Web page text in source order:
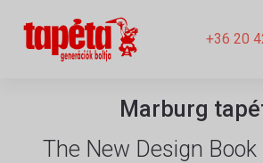
+36 20
Marburg
The New Design